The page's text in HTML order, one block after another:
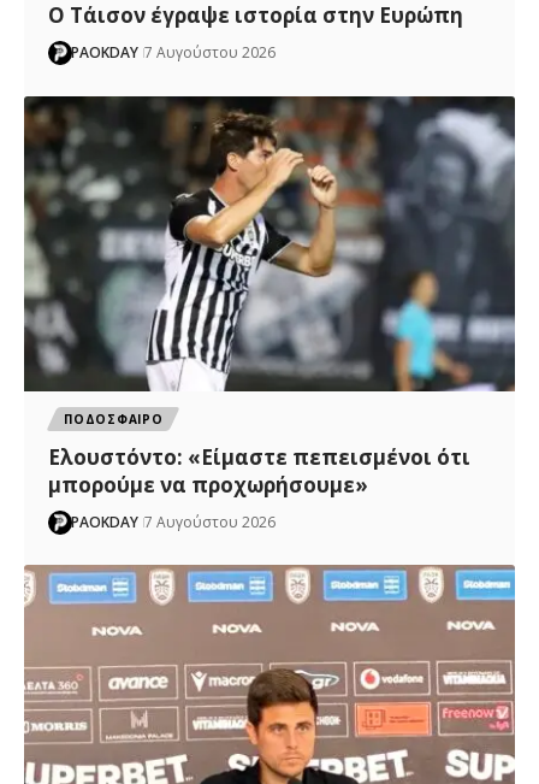
Ο Τάισον έγραψε ιστορία στην Ευρώπη
PAOKDAY 7 Αυγούστου 2026
ΠΟΔΟΣΦΑΙΡΟ
Ελουστόντο: «Είμαστε πεπεισμένοι ότι
μπορούμε να προχωρήσουμε»
PAOKDAY 7 Αυγούστου 2026